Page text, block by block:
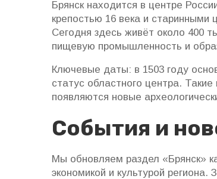
Брянск находится в центре
крепостью 16 века и старинными
Сегодня здесь живёт около 400
пищевую промышленность и
Ключевые даты: в 1503 году
статус областного центра.
появляются новые
События и
Мы обновляем раздел «Брянск»
экономикой и культурой